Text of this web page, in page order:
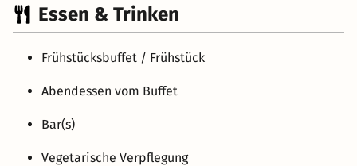
Essen & Trinken
Frühstücksbuffet / Frühstück
Abendessen vom Buffet
Bar(s)
Vegetarische Verpflegung